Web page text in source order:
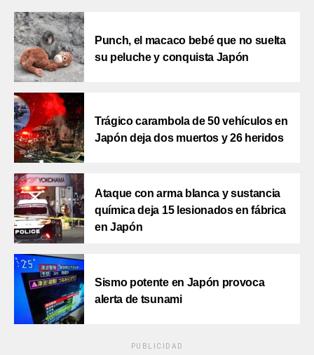
Punch, el macaco bebé que no suelta
su peluche y conquista Japón
Trágico carambola de 50 vehículos en
Japón deja dos muertos y 26 heridos
Ataque con arma blanca y sustancia
química deja 15 lesionados en fábrica
en Japón
Sismo potente en Japón provoca
alerta de tsunami
PUBLICIDAD